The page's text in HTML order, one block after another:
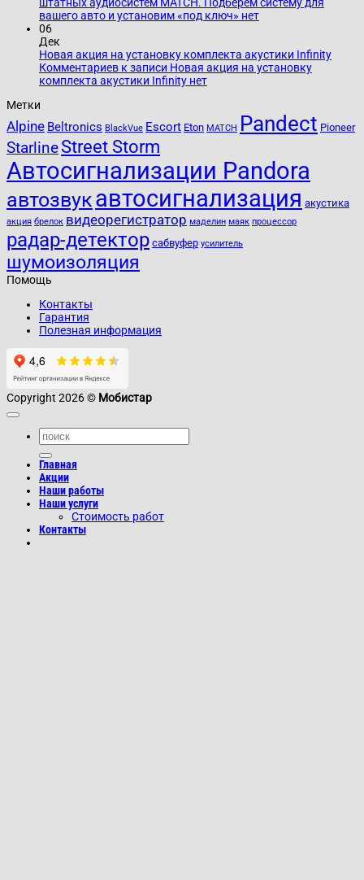
штатных аудиосистем MATCH. Подберём систему для
вашего авто и установим «под ключ» нет
06
Дек
Новая акция на установку комплекта акустики Infinity
Комментариев к записи Новая акция на установку
комплекта акустики Infinity нет
Метки
Alpine Beltronics BlackVue Escort Eton MATCH Pandect Pioneer
StarlineStreet Storm
Автосигнализации Pandora
автозвукавтосигнализация акустика
акция брелок видеорегистратор маделин маяк процессор
радар-детектор сабвуфер усилитель
шумоизоляция
Помощь
Контакты
Гарантия
Полезная информация
Copyright 2026 © Мобистар
Главная
Акции
Наши работы
Наши услуги
Стоимость работ
Контакты